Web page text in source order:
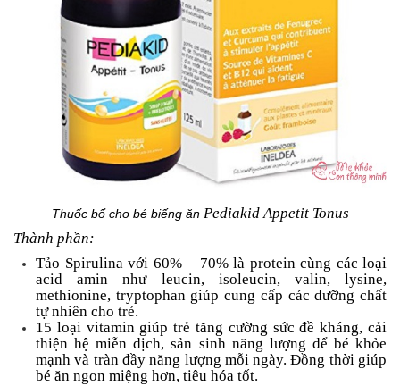
Thuốc bổ cho bé biếng ăn Pediakid Appetit Tonus
Thành phần:
Tảo Spirulina với 60% – 70% là protein cùng các loại
acid amin như leucin, isoleucin, valin, lysine,
methionine, tryptophan giúp cung cấp các dưỡng chất
tự nhiên cho trẻ.
15 loại vitamin giúp trẻ tăng cường sức đề kháng, cải
thiện hệ miễn dịch, sản sinh năng lượng để bé khỏe
mạnh và tràn đầy năng lượng mỗi ngày. Đồng thời giúp
bé ăn ngon miệng hơn, tiêu hóa tốt.